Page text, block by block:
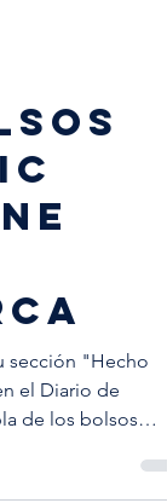
sección "Hecho